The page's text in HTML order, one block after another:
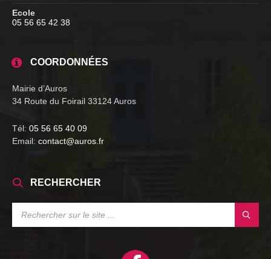
Ecole
05 56 65 42 38
COORDONNÉES
Mairie d’Auros
34 Route du Foirail 33124 Auros
Tél: 05 56 65 40 09
Email: contact@auros.fr
RECHERCHER